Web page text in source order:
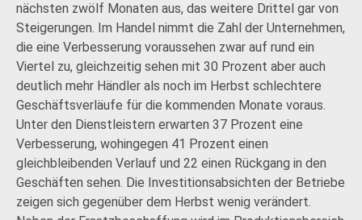
nächsten zwölf Monaten aus, das weitere Drittel gar von
Steigerungen. Im Handel nimmt die Zahl der Unternehmen,
die eine Verbesserung voraussehen zwar auf rund ein
Viertel zu, gleichzeitig sehen mit 30 Prozent aber auch
deutlich mehr Händler als noch im Herbst schlechtere
Geschäftsverläufe für die kommenden Monate voraus.
Unter den Dienstleistern erwarten 37 Prozent eine
Verbesserung, wohingegen 41 Prozent einen
gleichbleibenden Verlauf und 22 einen Rückgang in den
Geschäften sehen. Die Investitionsabsichten der Betriebe
zeigen sich gegenüber dem Herbst wenig verändert.